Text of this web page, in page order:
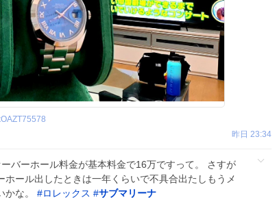
昨日 23:34
バーホール料金が基本料金で16万ですって。 さすが
ホール出したときは一年くらいで不具合出たしもうメ
かな。 #ロレックス #サブマリーナ